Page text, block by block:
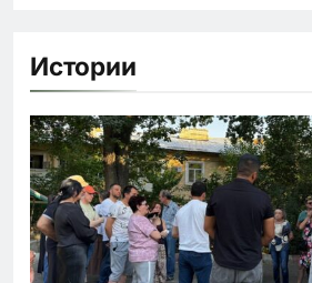
Истории